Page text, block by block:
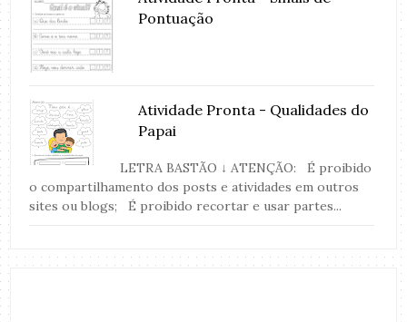
Pontuação
Atividade Pronta - Qualidades do
Papai
LETRA BASTÃO ↓ ATENÇÃO: É proibido
o compartilhamento dos posts e atividades em outros
sites ou blogs; É proibido recortar e usar partes...